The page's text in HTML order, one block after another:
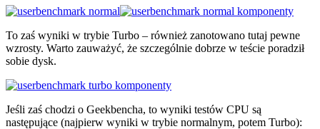
To zaś wyniki w trybie Turbo – również zanotowano tutaj pewne
wzrosty. Warto zauważyć, że szczególnie dobrze w teście poradził
sobie dysk.
Jeśli zaś chodzi o Geekbencha, to wyniki testów CPU są
następujące (najpierw wyniki w trybie normalnym, potem Turbo):